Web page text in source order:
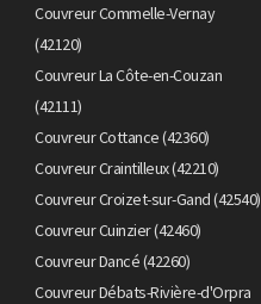
Couvreur Commelle-Vernay
(42120)
Couvreur La Côte-en-Couzan
(42111)
Couvreur Cottance (42360)
Couvreur Craintilleux (42210)
Couvreur Croizet-sur-Gand (42540)
Couvreur Cuinzier (42460)
Couvreur Dancé (42260)
Couvreur Débats-Rivière-d'Orpra